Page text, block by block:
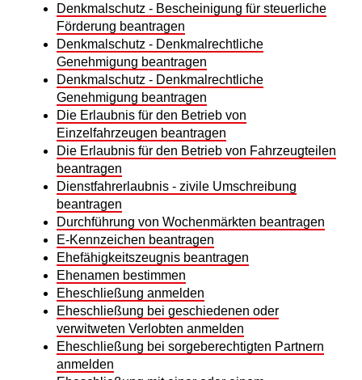
Denkmalschutz - Bescheinigung für steuerliche
Förderung beantragen
Denkmalschutz - Denkmalrechtliche
Genehmigung beantragen
Denkmalschutz - Denkmalrechtliche
Genehmigung beantragen
Die Erlaubnis für den Betrieb von
Einzelfahrzeugen beantragen
Die Erlaubnis für den Betrieb von Fahrzeugteilen
beantragen
Dienstfahrerlaubnis - zivile Umschreibung
beantragen
Durchführung von Wochenmärkten beantragen
E-Kennzeichen beantragen
Ehefähigkeitszeugnis beantragen
Ehenamen bestimmen
Eheschließung anmelden
Eheschließung bei geschiedenen oder
verwitweten Verlobten anmelden
Eheschließung bei sorgeberechtigten Partnern
anmelden